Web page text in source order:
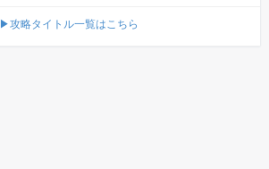
▶攻略タイトル一覧はこちら